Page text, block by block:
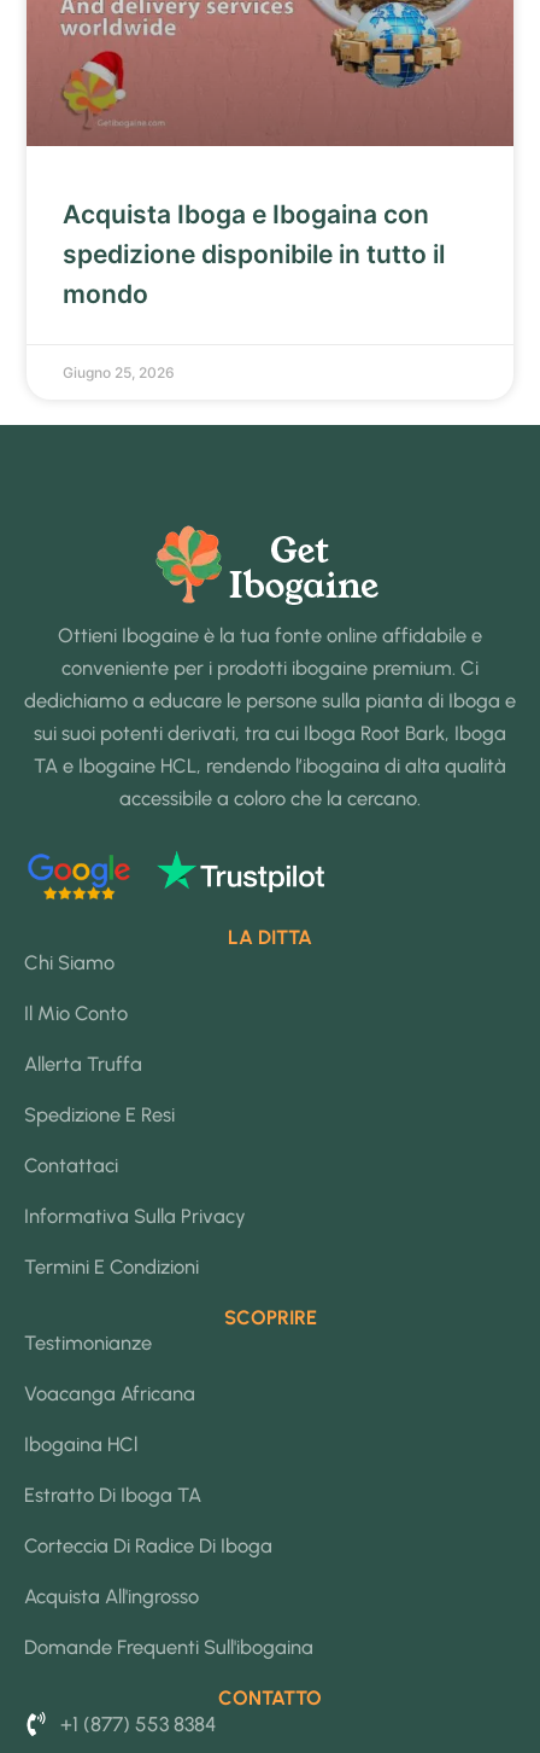
Acquista Iboga e Ibogaina con
spedizione disponibile in tutto il
mondo
Giugno 25, 2026
Ottieni Ibogaine è la tua fonte online affidabile e
conveniente per i prodotti ibogaine premium. Ci
dedichiamo a educare le persone sulla pianta di Iboga e
sui suoi potenti derivati, tra cui Iboga Root Bark, Iboga
TA e Ibogaine HCL, rendendo l’ibogaina di alta qualità
accessibile a coloro che la cercano.
LA DITTA
Chi Siamo
Il Mio Conto
Allerta Truffa
Spedizione E Resi
Contattaci
Informativa Sulla Privacy
Termini E Condizioni
SCOPRIRE
Testimonianze
Voacanga Africana
Ibogaina HCl
Estratto Di Iboga TA
Corteccia Di Radice Di Iboga
Acquista All'ingrosso
Domande Frequenti Sull'ibogaina
CONTATTO
+1 (877) 553 8384